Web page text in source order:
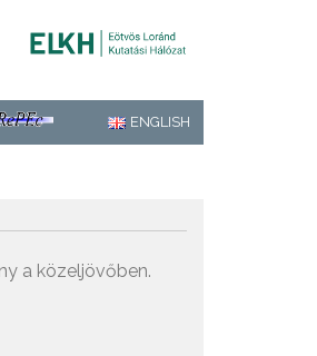
ENGLISH
a közeljövőben.